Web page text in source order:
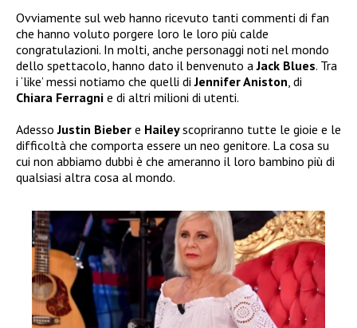
Ovviamente sul web hanno ricevuto tanti commenti di fan
che hanno voluto porgere loro le loro più calde
congratulazioni. In molti, anche personaggi noti nel mondo
dello spettacolo, hanno dato il benvenuto aJack Blues. Tra
i ‘like’ messi notiamo che quelli diJennifer Aniston , di
Chiara Ferragni e di altri milioni di utenti.
AdessoJustin Bieber e Haileyscopriranno tutte le gioie e le
difficoltà che comporta essere un neo genitore. La cosa su
cui non abbiamo dubbi è che ameranno il loro bambino più di
qualsiasi altra cosa al mondo.